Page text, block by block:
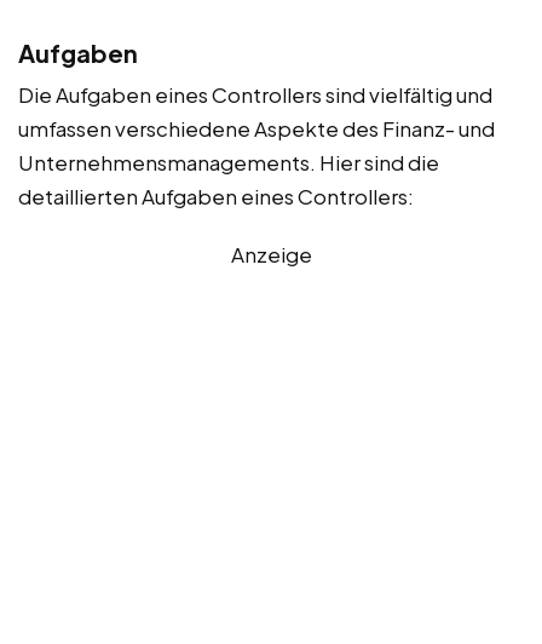
Aufgaben
Die Aufgaben eines Controllers sind vielfältig und
umfassen verschiedene Aspekte des Finanz- und
Unternehmensmanagements. Hier sind die
detaillierten Aufgaben eines Controllers:
Anzeige